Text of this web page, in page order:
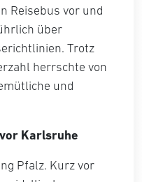
Reisebus vor und
über
Trotz
herrschte von
und
Karlsruhe
Pfalz. Kurz vor